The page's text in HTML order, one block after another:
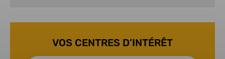
VOS CENTRES D’INTÉRÊT